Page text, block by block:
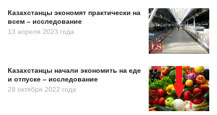
Казахстанцы экономят практически на
всем – исследование
13 апреля 2023 года
Казахстанцы начали экономить на еде
и отпуске – исследование
28 октября 2022 года